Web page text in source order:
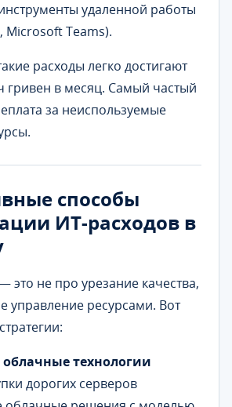
удаленной работы
Microsoft Teams).
расходы легко достигают
гривен в месяц. Самый частый
за неиспользуемые
способы
ИТ-расходов в
это не про урезание качества,
управление ресурсами. Вот
облачные технологии
дорогих серверов